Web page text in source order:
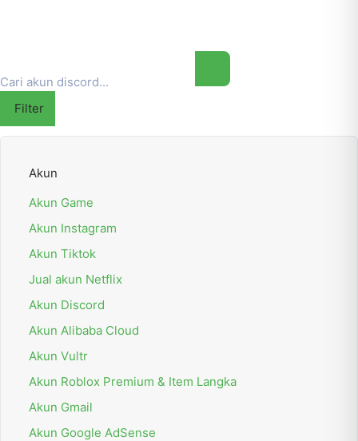
Filter
Akun
Akun Game
Akun Instagram
Akun Tiktok
Jual akun Netflix
Akun Discord
Akun Alibaba Cloud
Akun Vultr
Akun Roblox Premium & Item Langka
Akun Gmail
Akun Google AdSense